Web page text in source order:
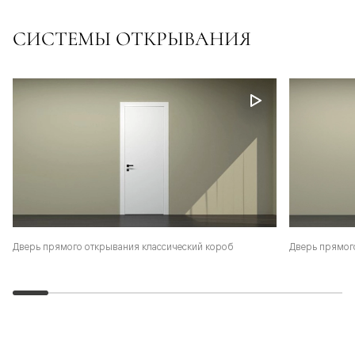
СИСТЕМЫ ОТКРЫВАНИЯ
Дверь прямого открывания классический короб Дверь